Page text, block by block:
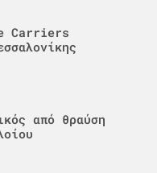
Carriers
από θραύση